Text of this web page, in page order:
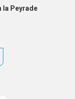
la Peyrade